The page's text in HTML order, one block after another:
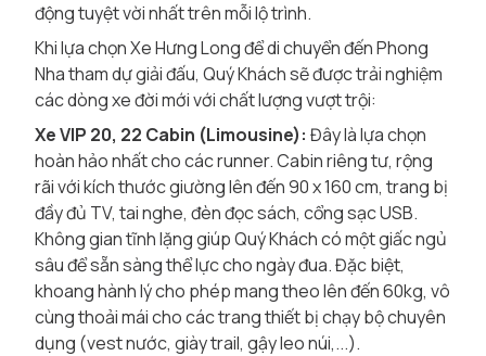
động tuyệt vời nhất trên mỗi lộ trình.
Khi lựa chọn Xe Hưng Long để di chuyển đến Phong
Nha tham dự giải đấu, Quý Khách sẽ được trải nghiệm
các dòng xe đời mới với chất lượng vượt trội:
Xe VIP 20, 22 Cabin (Limousine): Đây là lựa chọn
hoàn hảo nhất cho các runner. Cabin riêng tư, rộng
rãi với kích thước giường lên đến 90 x 160 cm, trang bị
đầy đủ TV, tai nghe, đèn đọc sách, cổng sạc USB.
Không gian tĩnh lặng giúp Quý Khách có một giấc ngủ
sâu để sẵn sàng thể lực cho ngày đua. Đặc biệt,
khoang hành lý cho phép mang theo lên đến 60kg, vô
cùng thoải mái cho các trang thiết bị chạy bộ chuyên
dụng (vest nước, giày trail, gậy leo núi,...).